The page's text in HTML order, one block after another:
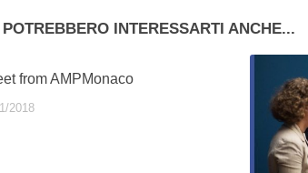
POTREBBERO INTERESSARTI ANCHE...
from AMPMonaco
2018